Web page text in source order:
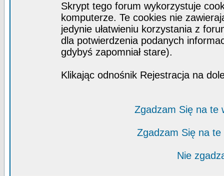
Skrypt tego forum wykorzystuje
komputerze. Te cookies nie
jedynie ułatwieniu korzystania z
dla potwierdzenia podanych
gdybyś zapomniał stare).
Klikając odnośnik Rejestracja na
Zgadzam Się na te
Zgadzam Się na
Nie